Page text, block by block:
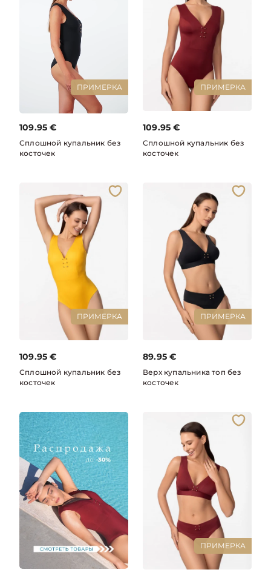
ПРИМЕРКА
109.95 €
Сплошной купальник без
косточек
ПРИМЕРКА
109.95 €
Сплошной купальник без
косточек
ПРИМЕРКА
109.95 €
Сплошной купальник без
косточек
ПРИМЕРКА
89.95 €
Верх купальника топ без
косточек
ПРИМЕРКА